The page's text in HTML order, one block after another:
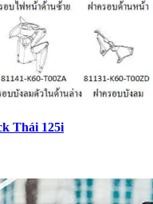
Thái 125i